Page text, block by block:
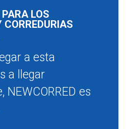
LOS
CORREDURIAS
a esta
a llegar
es